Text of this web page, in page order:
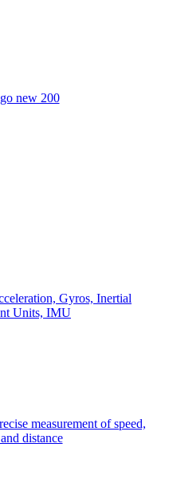
Gyros, Inertial
Units, IMU
measurement of speed,
distance